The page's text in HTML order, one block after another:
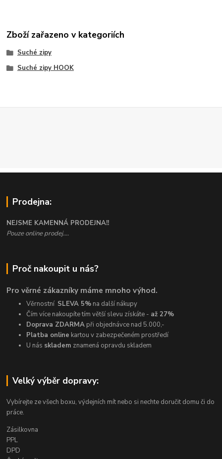
Zboží zařazeno v kategoriích
Suché zipy
Suché zipy HOOK
Prodejna:
NEJSME KAMENNÁ PRODEJNA!!
Pouze online prodej....
Proč nakoupit u nás?
Pro věrné zákazníky máme mnoho výhod.
Věrnostní SLEVA 5% na další nákupy
Čím více nakoupíte tím větší slevu získáte - až 27%
Doprava ZDARMA při objednávce nad 5.000,-
Platba online kartou v zabezpečeném prostředí
U nás skladem znamená opravdu skladem
Velký výběr dopravy:
Vybírejte ze všech boxu, výdejních mít nebo si nechte doručit domu či do
práce.
Zásilkovna
PPL
DPD